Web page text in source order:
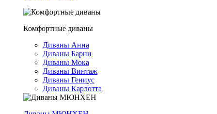
Комфортные диваны
Диваны Анна
Диваны Барни
Диваны Мока
Диваны Винтаж
Диваны Гениус
Диваны Карлотта